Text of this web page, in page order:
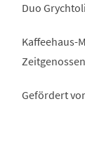
Duo
Kaffeehaus-
Gefördert